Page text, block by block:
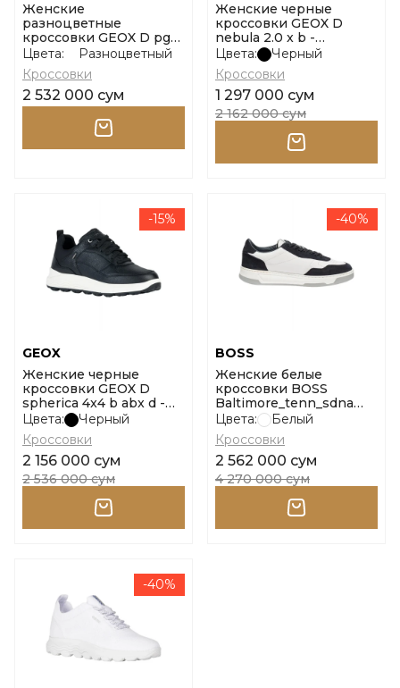
Женские
разноцветные
кроссовки GEOX D pg1x
b abx a - gbk+scam.
размер 37
Цвета:
Разноцветный
Кроссовки
2 532 000 сум
Женские черные
кроссовки GEOX D
nebula 2.0 x b -
vi.bo+ve.si размер 37
Цвета:
Черный
Кроссовки
1 297 000 сум
2 162 000 сум
-15%
GEOX
Женские черные
кроссовки GEOX D
spherica 4x4 b abx d -
vi+gb размер 39
Цвета:
Черный
Кроссовки
2 156 000 сум
2 536 000 сум
-40%
BOSS
Женские белые
кроссовки BOSS
Baltimore_tenn_sdna
10262853 01 размер 37
Цвета:
Белый
Кроссовки
2 562 000 сум
4 270 000 сум
-40%